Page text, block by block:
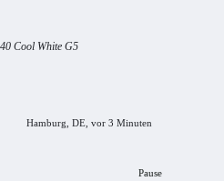
Cool White G5
Hamburg, DE, vor 3 Minuten
Pause